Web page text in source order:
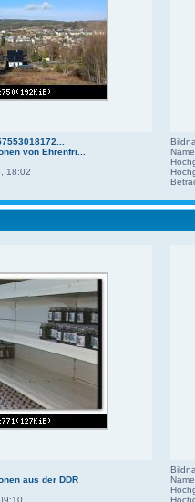
von Ehrenfri...
18:02
aus der DDR